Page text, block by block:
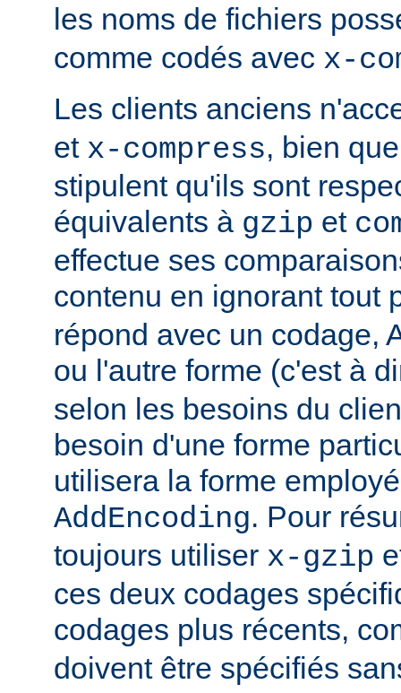
les noms de fichiers
comme codés avec x-
Les clients anciens
et x-compress, bien
stipulent qu'ils sont
équivalents à gzip et
effectue ses
contenu en ignorant tout
répond avec un codage,
ou l'autre forme (c'est à
selon les besoins du
besoin d'une forme
utilisera la forme
AddEncoding. Pour
toujours utiliser x-gzip
ces deux codages
codages plus récents,
doivent être spécifiés